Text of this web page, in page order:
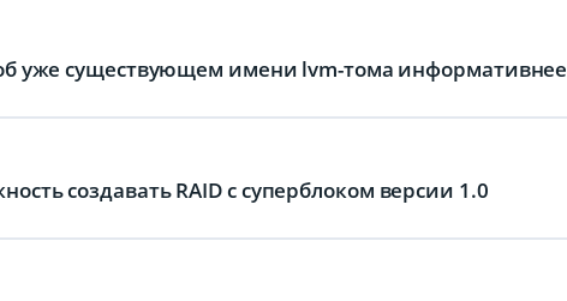
уже существующем имени lvm-тома информативнее
создавать RAID с суперблоком версии 1.0